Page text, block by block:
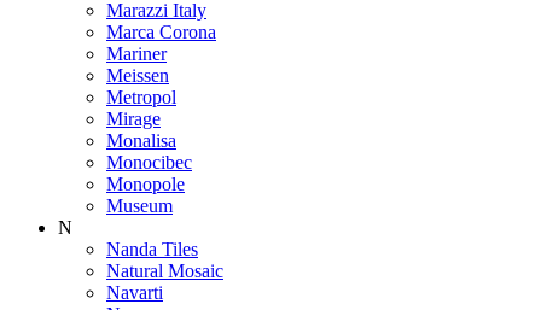
Marazzi Italy
Marca Corona
Mariner
Meissen
Metropol
Mirage
Monalisa
Monocibec
Monopole
Museum
N
Nanda Tiles
Natural Mosaic
Navarti